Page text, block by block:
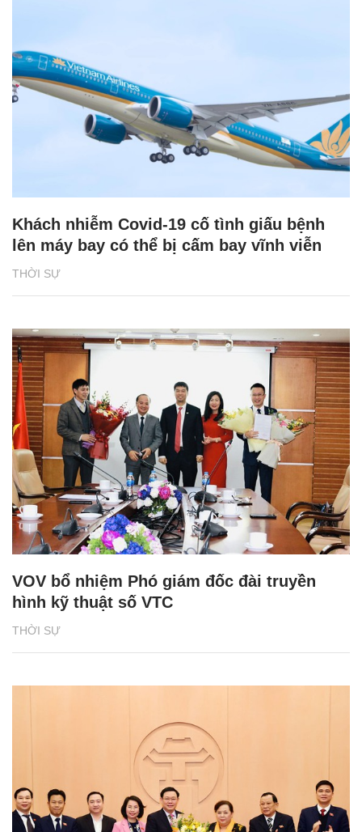
THỜI SỰ
Khách nhiễm Covid-19 cố tình giấu bệnh
lên máy bay có thể bị cấm bay vĩnh viễn
THỜI SỰ
VOV bổ nhiệm Phó giám đốc đài truyền
hình kỹ thuật số VTC